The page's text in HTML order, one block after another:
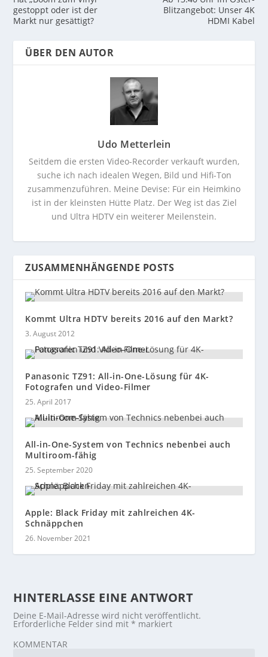
gestoppt oder ist der
Markt nur gesättigt?
Blitzangebot: Unser 4K
HDMI Kabel
ÜBER DEN AUTOR
Udo Metterlein
Seitdem die ersten Video-Recorder verkauft wurden,
suche ich nach idealen Wegen, Bild und Hifi-Ton
zusammenzuführen. Meine Devise: Für ein Heimkino
ist in der kleinsten Hütte Platz. Der Weg ist das Ziel
und Ultra HDTV ein weiterer Meilenstein.
ZUSAMMENHÄNGENDE POSTS
Kommt Ultra HDTV bereits 2016 auf den Markt?
3. August 2012
Panasonic TZ91: All-in-One-Lösung für 4K-
Fotografen und Video-Filmer
25. April 2017
All-in-One-System von Technics nebenbei auch
Multiroom-fähig
25. September 2020
Apple: Black Friday mit zahlreichen 4K-
Schnäppchen
26. November 2021
HINTERLASSE EINE ANTWORT
Deine E-Mail-Adresse wird nicht veröffentlicht.
Erforderliche Felder sind mit* markiert
KOMMENTAR